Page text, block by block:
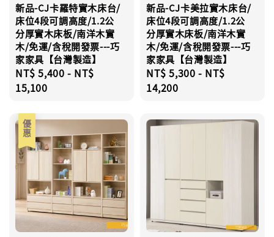
新品-CJ卡羅特實木床台/
床位4段可調高度/1.2公
分厚實木床板/南洋木實
木/免運/含稅開發票---巧
家家具【台灣製造】
Regular
price
NT$ 5,400 - NT$
15,100
新品-CJ卡美拉實木床台/
床位4段可調高度/1.2公
分厚實木床板/南洋木實
木/免運/含稅開發票---巧
家家具【台灣製造】
Regular
price
NT$ 5,300 - NT$
14,200
優惠